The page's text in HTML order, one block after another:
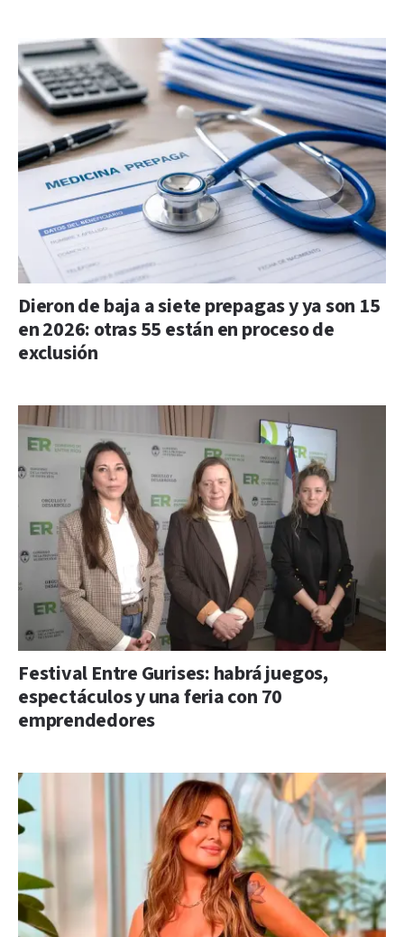
Dieron de baja a siete prepagas y ya son 15
en 2026: otras 55 están en proceso de
exclusión
Festival Entre Gurises: habrá juegos,
espectáculos y una feria con 70
emprendedores